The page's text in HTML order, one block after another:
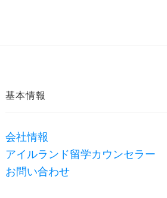
基本情報
会社情報
アイルランド留学カウンセラー
お問い合わせ